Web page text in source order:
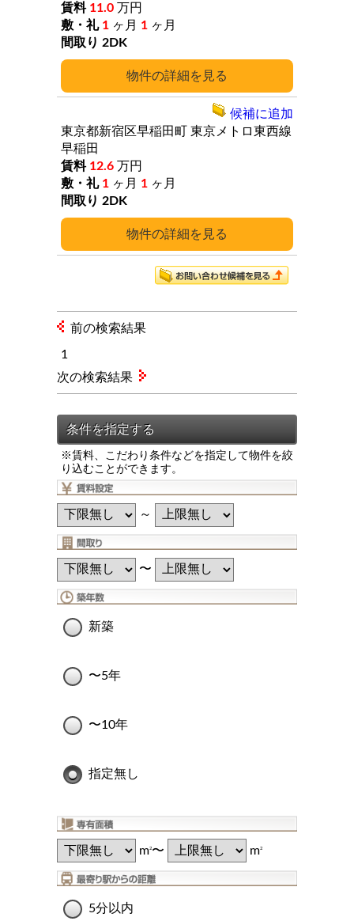
※賃料、こだわり条件などを指定して物件を絞
り込むことができます。
～
〜
新築
〜5年
〜10年
指定無し
m2〜 m2
5分以内
詳細
11.0 万円
1 ヶ月 1 ヶ月
2DK
詳細
東京都新宿区早稲田町 東京メトロ東西線
早稲田
12.6 万円
1 ヶ月 1 ヶ月
2DK
候補に追加
前の検索結果
1